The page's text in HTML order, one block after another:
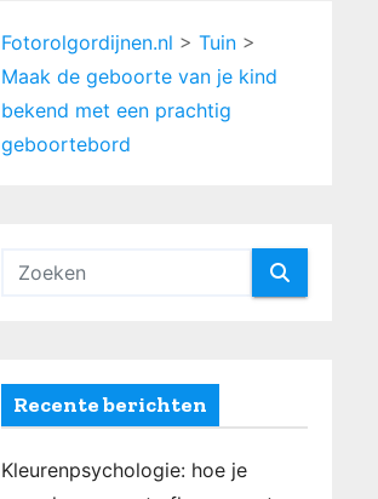
Fotorolgordijnen.nl > Tuin >
Maak de geboorte van je kind
bekend met een prachtig
geboortebord
Recente berichten
Kleurenpsychologie: hoe je